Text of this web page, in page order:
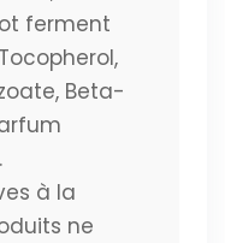
ferment
Beta-
à la
ne